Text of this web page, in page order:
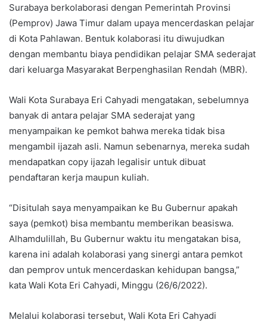
Surabaya berkolaborasi dengan Pemerintah Provinsi
(Pemprov) Jawa Timur dalam upaya mencerdaskan pelajar
di Kota Pahlawan. Bentuk kolaborasi itu diwujudkan
dengan membantu biaya pendidikan pelajar SMA sederajat
dari keluarga Masyarakat Berpenghasilan Rendah (MBR).
Wali Kota Surabaya Eri Cahyadi mengatakan, sebelumnya
banyak di antara pelajar SMA sederajat yang
menyampaikan ke pemkot bahwa mereka tidak bisa
mengambil ijazah asli. Namun sebenarnya, mereka sudah
mendapatkan copy ijazah legalisir untuk dibuat
pendaftaran kerja maupun kuliah.
“Disitulah saya menyampaikan ke Bu Gubernur apakah
saya (pemkot) bisa membantu memberikan beasiswa.
Alhamdulillah, Bu Gubernur waktu itu mengatakan bisa,
karena ini adalah kolaborasi yang sinergi antara pemkot
dan pemprov untuk mencerdaskan kehidupan bangsa,”
kata Wali Kota Eri Cahyadi, Minggu (26/6/2022).
Melalui kolaborasi tersebut, Wali Kota Eri Cahyadi